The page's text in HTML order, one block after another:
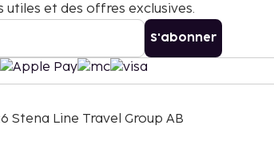
utiles et des offres exclusives.
S'abonner
Stena Line Travel Group AB